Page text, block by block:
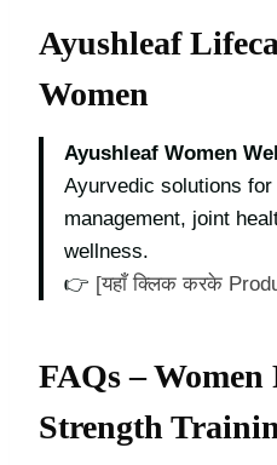
Ayushleaf
Women
Ayushleaf Women
Ayurvedic solutions
management, joint
wellness.
👉 [यहाँ क्लिक करके
FAQs – Women
Strength